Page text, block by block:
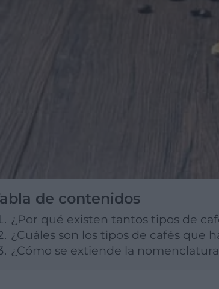
Tabla de contenidos
¿Por qué existen tantos tipos de
¿Cuáles son los tipos de cafés que
¿Cómo se extiende la